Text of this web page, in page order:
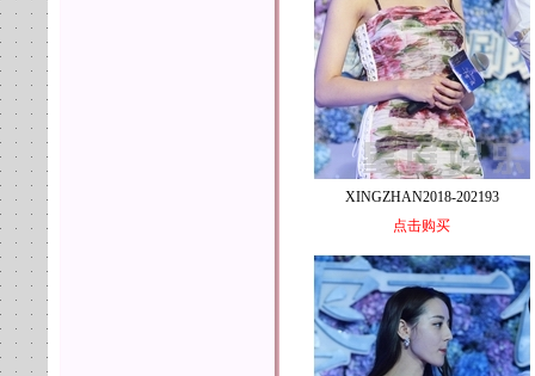
XINGZHAN2018-202193
点击购买